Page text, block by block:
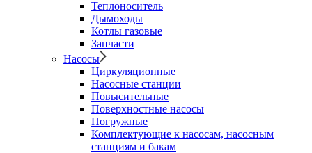
Теплоноситель
Дымоходы
Котлы газовые
Запчасти
Насосы
Циркуляционные
Насосные станции
Повысительные
Поверхностные насосы
Погружные
Комплектующие к насосам, насосным
станциям и бакам